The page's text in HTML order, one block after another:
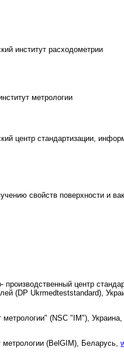
институт расходометрии
метрологии
центр стандартизации,
свойств поверхности и
производственный центр
(DP Ukrmedteststandard),
(NSC "IM"), Украина,
метрологии (BelGIM), Беларусь,